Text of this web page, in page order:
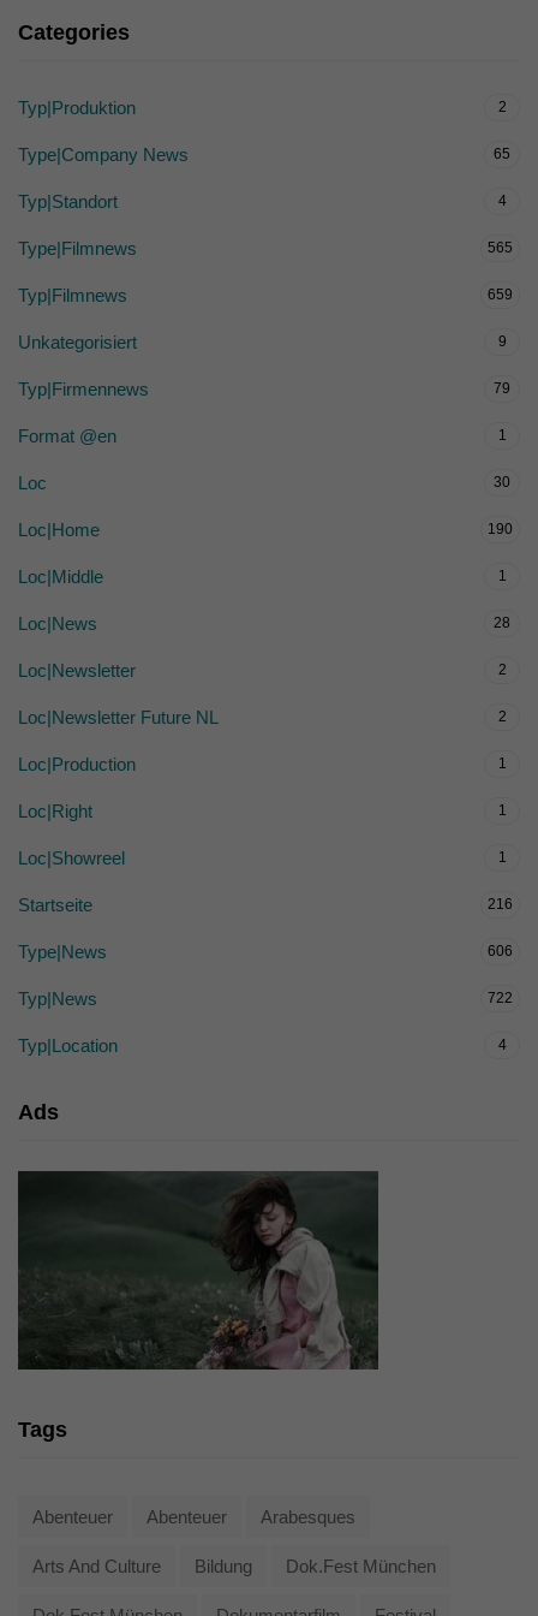
Categories
Typ|Produktion 2
Type|Company News 65
Typ|Standort 4
Type|Filmnews 565
Typ|Filmnews 659
Unkategorisiert 9
Typ|Firmennews 79
Format @en 1
Loc 30
Loc|Home 190
Loc|Middle 1
Loc|News 28
Loc|Newsletter 2
Loc|Newsletter Future NL 2
Loc|Production 1
Loc|Right 1
Loc|Showreel 1
Startseite 216
Type|News 606
Typ|News 722
Typ|Location 4
Ads
Tags
Abenteuer Abenteuer Arabesques
Arts And Culture Bildung Dok.fest München